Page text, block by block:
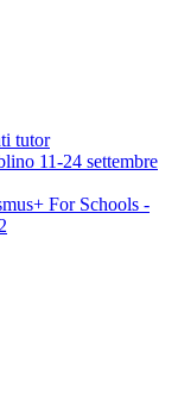
tutor
11-24 settembre
For Schools -